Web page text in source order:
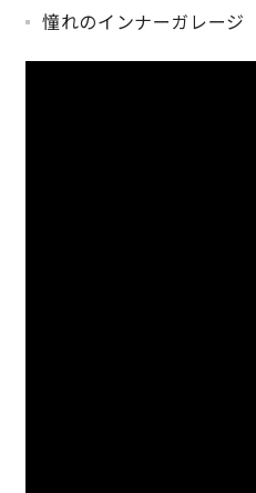
憧れのインナーガレージ